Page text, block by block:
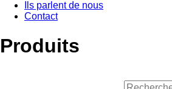
Ils parlent de nous
Contact
Produits